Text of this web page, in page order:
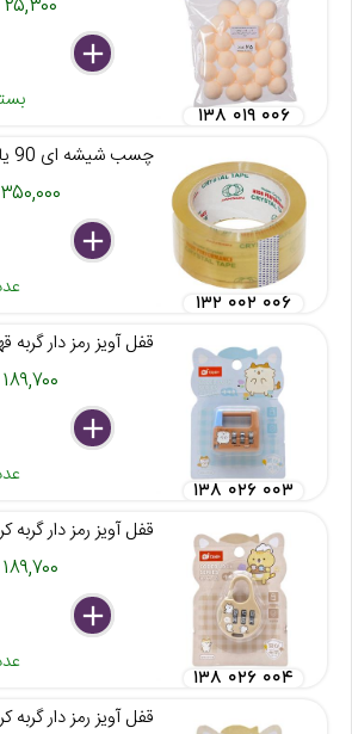
delete
remove
add
۱۳۸ ۰۱۹ ۰۰۶
چسب شیشه ای 90 یارد عرض 5 سانت اعلا
۳۵۰,۰۰۰ تومان
delete
remove
add
۱۳۲ ۰۰۲ ۰۰۶
قفل آویز رمز دار
۱۸۹,۷۰۰ تومان
delete
remove
add
۱۳۸ ۰۲۶ ۰۰۳
قفل آویز رمز دار گربه کرمی 2
۱۸۹,۷۰۰ تومان
delete
remove
add
۱۳۸ ۰۲۶ ۰۰۴
قفل آویز رمز دار